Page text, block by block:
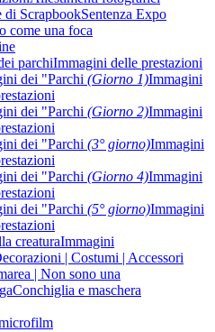
di ScrapbookSentenza Expo
come una foca
parchiImmagini delle prestazioni
dei "Parchi (Giorno 1)Immagini
dei "Parchi (Giorno 2)Immagini
dei "Parchi (3° giorno)Immagini
dei "Parchi (Giorno 4)Immagini
dei "Parchi (5° giorno)Immagini
creaturaImmagini
| Costumi | Accessori
| Non sono una
Conchiglia e maschera